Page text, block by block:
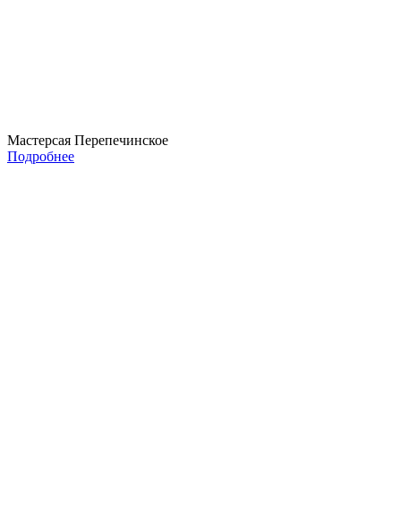
Мастерсая Перепечинское
Подробнее